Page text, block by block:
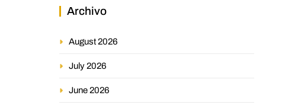
Archivo
August 2026
July 2026
June 2026